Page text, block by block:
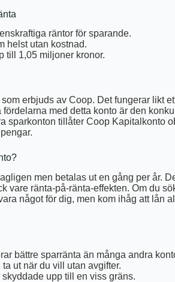
räntor för sparande.
helst utan kostnad.
till 1,05 miljoner kronor.
erbjuds av Coop. Det fungerar likt
med detta konto är den
sparkonton tillåter Coop Kapitalkonto
men betalas ut en gång per år.
vare ränta-på-ränta-effekten. Om du
något för dig, men kom ihåg att lån
bättre sparränta än många andra
ta ut när du vill utan avgifter.
upp till en viss gräns.